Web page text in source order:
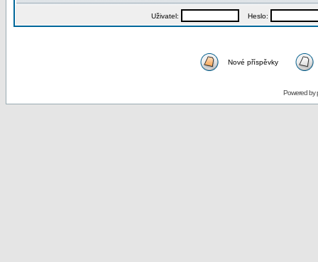
Uživatel: Heslo:
Nové příspěvky
Powered by